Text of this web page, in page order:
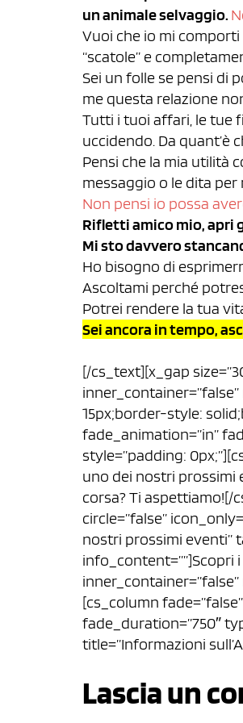
un animale selvaggio.
Vuoi che io mi
“scatole” e
Sei un folle se pensi di
me questa relazione
Tutti i tuoi affari, le tue
uccidendo. Da quant’è
Pensi che la mia utilità
messaggio o le dita
Non pensi io possa
Rifletti amico mio, apri
Mi sto davvero
Ho bisogno di
Ascoltami perché
Potrei rendere la tua
Sei ancora in tempo,
[/cs_text][x_gap
15px;border-style:
fade_animation=”in”
style=”padding:
uno dei nostri
corsa? Ti aspettiamo![/
circle=”false”
nostri prossimi eventi”
[cs_column
fade_duration=”750″
title=”Informazioni
Lascia un